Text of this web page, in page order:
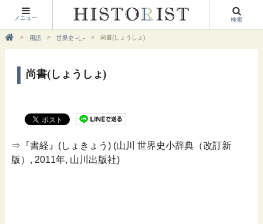
メニュー 検索
用語 世界史 -し- 尚書(しょうしょ)
尚書(しょうしょ)
⇒『書経』(しょきょう) (山川 世界史小辞典（改訂新
版）, 2011年, 山川出版社)